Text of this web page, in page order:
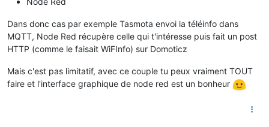
Dans donc cas par exemple Tasmota envoi la téléinfo dans
MQTT, Node Red récupère celle qui t'intéresse puis fait un post
HTTP (comme le faisait WiFInfo) sur Domoticz
Mais c'est pas limitatif, avec ce couple tu peux vraiment TOUT
faire et l'interface graphique de node red est un bonheur